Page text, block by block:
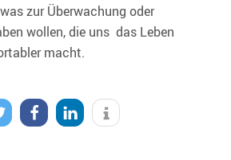
zur Überwachung oder
wollen, die uns das Leben
macht.